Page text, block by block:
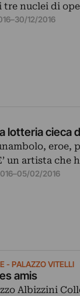
tre nuclei di
–30/12/2016
lotteria cieca
eroe,
un artista che
–05/02/2016
- PALAZZO VITELLI
amis
Albizzini